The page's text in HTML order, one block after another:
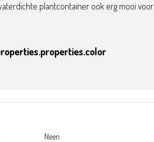
plantcontainer ook erg mooi voor
Neen